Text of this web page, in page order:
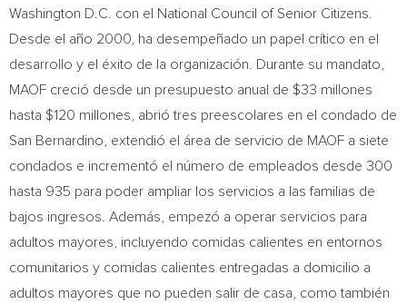
Washington D.C. con el National Council of Senior Citizens.
Desde el año 2000, ha desempeñado un papel crítico en el
desarrollo y el éxito de la organización. Durante su mandato,
MAOF creció desde un presupuesto anual de $33 millones
hasta $120 millones, abrió tres preescolares en el condado de
San Bernardino , extendió el área de servicio de MAOF a siete
condados e incrementó el número de empleados desde 300
hasta 935 para poder ampliar los servicios a las familias de
bajos ingresos. Además, empezó a operar servicios para
adultos mayores, incluyendo comidas calientes en entornos
comunitarios y comidas calientes entregadas a domicilio a
adultos mayores que no pueden salir de casa, como también